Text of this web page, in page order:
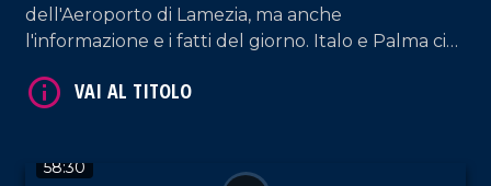
dell'Aeroporto di Lamezia, ma anche
l'informazione e i fatti del giorno. Italo e Palma ci
58:30
VAI AL TITOLO